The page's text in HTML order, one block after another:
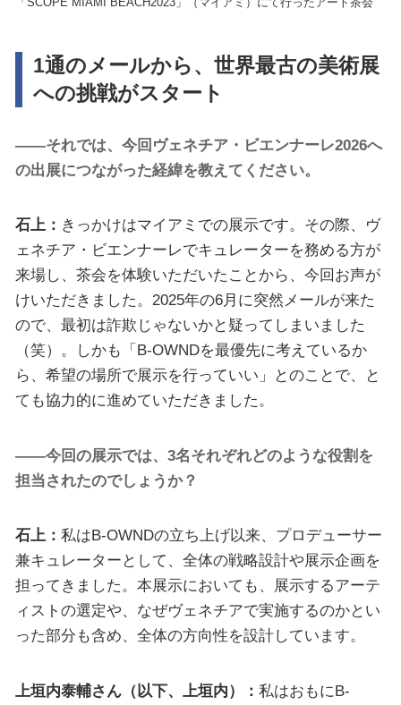
1通のメールから、世界最古の美術展
への挑戦がスタート
――それでは、今回ヴェネチア・ビエンナーレ2026へ
の出展につながった経緯を教えてください。
石上： きっかけはマイアミでの展示です。その際、ヴ
ェネチア・ビエンナーレでキュレーターを務める方が
来場し、茶会を体験いただいたことから、今回お声が
けいただきました。2025年の6月に突然メールが来た
ので、最初は詐欺じゃないかと疑ってしまいました
（笑）。しかも「B-OWNDを最優先に考えているか
ら、希望の場所で展示を行っていい」とのことで、と
ても協力的に進めていただきました。
――今回の展示では、3名それぞれどのような役割を
担当されたのでしょうか？
石上： 私はB-OWNDの立ち上げ以来、プロデューサー
兼キュレーターとして、全体の戦略設計や展示企画を
担ってきました。本展示においても、展示するアーテ
ィストの選定や、なぜヴェネチアで実施するのかとい
った部分も含め、全体の方向性を設計しています。
上垣内泰輔さん（以下、上垣内）： 私はおもにB-